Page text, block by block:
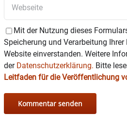
Mit der Nutzung dieses
Speicherung und Verarbeitung
Website einverstanden. Weitere
der Datenschutzerklärung. Bitte
Leitfaden für die Veröffentlichung